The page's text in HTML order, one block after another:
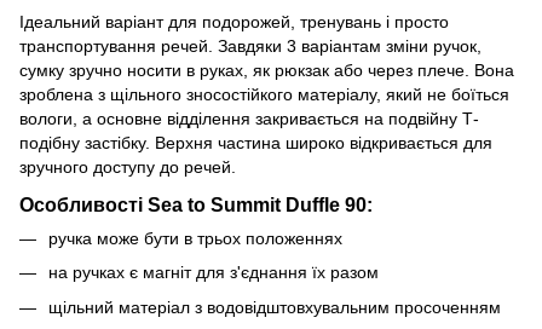
Ідеальний варіант для подорожей, тренувань і просто
транспортування речей. Завдяки 3 варіантам зміни ручок,
сумку зручно носити в руках, як рюкзак або через плече. Вона
зроблена з щільного зносостійкого матеріалу, який не боїться
вологи, а основне відділення закривається на подвійну Т-
подібну застібку. Верхня частина широко відкривається для
зручного доступу до речей.
Особливості Sea to Summit Duffle 90:
ручка може бути в трьох положеннях
на ручках є магніт для з'єднання їх разом
щільний матеріал з водовідштовхувальним просоченням